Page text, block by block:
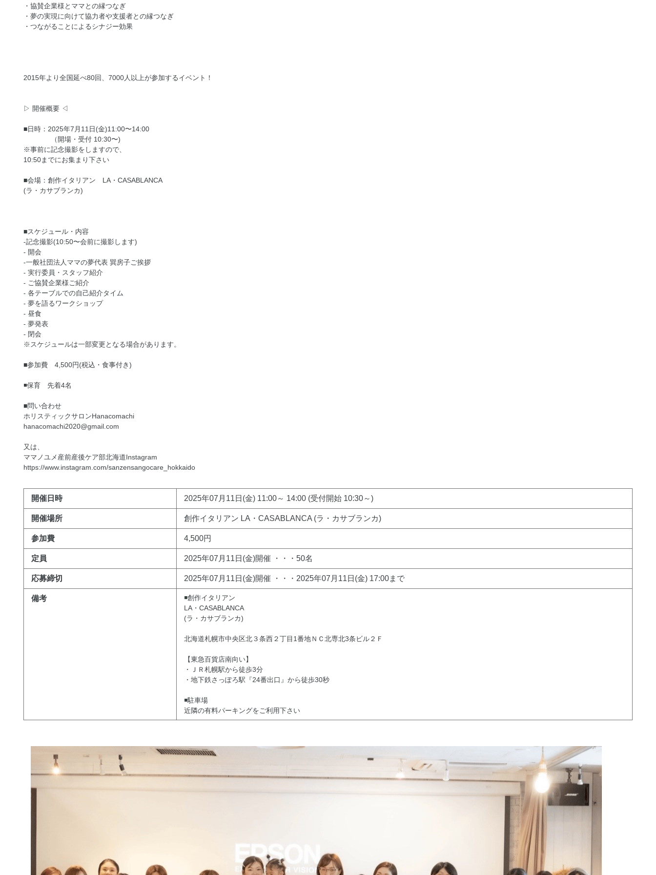
・協賛企業様とママとの縁つなぎ
・夢の実現に向けて協力者や支援者との縁つなぎ
・つながることによるシナジー効果
2015年より全国延べ80回、7000人以上が参加するイベント！
▷ 開催概要 ◁
■日時：2025年7月11日(金)11:00〜14:00
（開場・受付 10:30〜)
※事前に記念撮影をしますので、
10:50までにお集まり下さい
■会場：創作イタリアン LA・CASABLANCA
(ラ・カサブランカ)
■スケジュール・内容
-記念撮影(10:50〜会前に撮影します)
- 開会
‐一般社団法人ママの夢代表 巽房子ご挨拶
- 実行委員・スタッフ紹介
- ご協賛企業様ご紹介
- 各テーブルでの自己紹介タイム
- 夢を語るワークショップ
- 昼食
- 夢発表
- 閉会
※スケジュールは一部変更となる場合があります。
■参加費 4,500円(税込・食事付き)
◾️保育 先着4名
■問い合わせ
ホリスティックサロンHanacomachi
hanacomachi2020@gmail.com
又は、
ママノユメ産前産後ケア部北海道Instagram
https://www.instagram.com/sanzensangocare_hokkaido
開催日時 2025年07月11日(金) 11:00～ 14:00 (受付開始 10:30～)
開催場所 創作イタリアン LA・CASABLANCA (ラ・カサブランカ)
参加費 4,500円
定員 2025年07月11日(金)開催 ・・・50名
応募締切 2025年07月11日(金)開催 ・・・2025年07月11日(金) 17:00まで
備考
◾️創作イタリアン
LA・CASABLANCA
(ラ・カサブランカ)
北海道札幌市中央区北３条西２丁目1番地ＮＣ北専北3条ビル２Ｆ
【東急百貨店南向い】
・ＪＲ札幌駅から徒歩3分
・地下鉄さっぽろ駅『24番出口』から徒歩30秒
◾️駐車場
近隣の有料パーキングをご利用下さい